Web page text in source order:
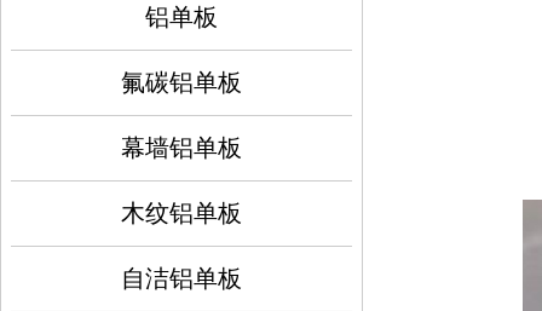
铝单板
氟碳铝单板
幕墙铝单板
木纹铝单板
自洁铝单板